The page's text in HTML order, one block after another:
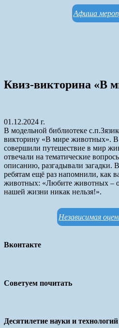
Афиша
Квиз-викторина «В
01.12.2024 г.
В модельной библиотеке
викторину «В мире животных». В
совершили путешествие в мир
отвечали на тематические
описанию, разгадывали загадки.
ребятам ещё раз напомнили, как
животных: «Любите животных –
нашей жизни никак нельзя!».
Независимая
Вконтакте
Советуем почитать
Десятилетие науки и технологий